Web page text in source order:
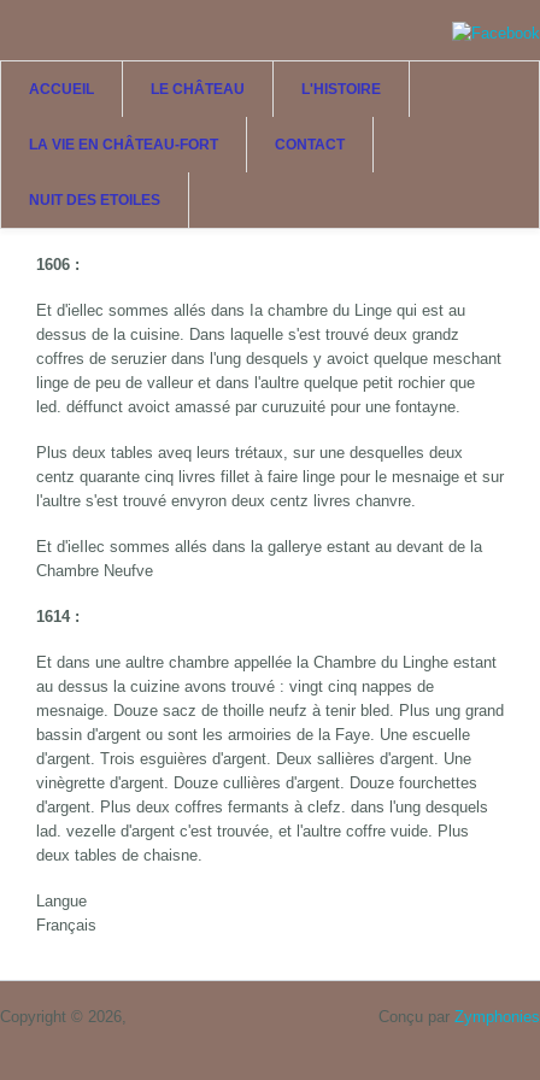
ACCUEIL LE CHÂTEAU L'HISTOIRE
LA VIE EN CHÂTEAU-FORT CONTACT
NUIT DES ETOILES
1606 :
Et d'iellec sommes allés dans Ia chambre du Linge qui est au
dessus de la cuisine. Dans laquelle s'est trouvé deux grandz
coffres de seruzier dans l'ung desquels y avoict quelque meschant
linge de peu de valleur et dans l'aultre quelque petit rochier que
led. déffunct avoict amassé par curuzuité pour une fontayne.
Plus deux tables aveq leurs trétaux, sur une desquelles deux
centz quarante cinq livres fillet à faire linge pour le mesnaige et sur
l'aultre s'est trouvé envyron deux centz livres chanvre.
Et d'ieIlec sommes allés dans la gallerye estant au devant de la
Chambre Neufve
1614 :
Et dans une aultre chambre appellée la Chambre du Linghe estant
au dessus la cuizine avons trouvé : vingt cinq nappes de
mesnaige. Douze sacz de thoille neufz à tenir bled. Plus ung grand
bassin d'argent ou sont les armoiries de la Faye. Une escuelle
d'argent. Trois esguières d'argent. Deux sallières d'argent. Une
vinègrette d'argent. Douze cullières d'argent. Douze fourchettes
d'argent. Plus deux coffres fermants à clefz. dans l'ung desquels
lad. vezelle d'argent c'est trouvée, et l'aultre coffre vuide. Plus
deux tables de chaisne.
Langue
Français
Copyright © 2026, Conçu par Zymphonies